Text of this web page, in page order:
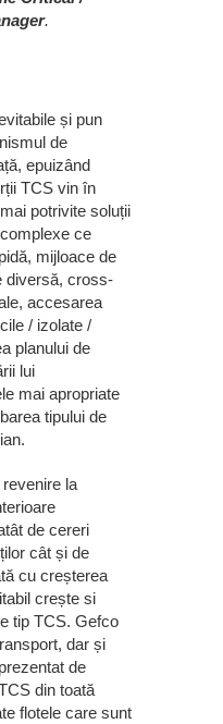
.
și pun
de
epuizând
TCS vin în
potrivite soluții
ce
mijloace de
diversă, cross-
accesarea
/ izolate /
planului de
lui
mai apropriate
tipului de
la
de cereri
cât și de
cu creșterea
crește si
tip TCS. Gefco
dar și
de
din toată
flotele care sunt